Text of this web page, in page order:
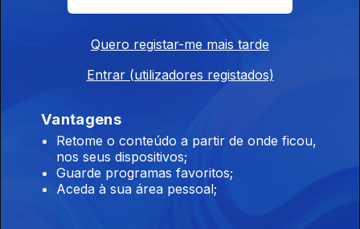
incêndios são "alertas"
20h Estão dominados os fogos de Carrazeda e
Vila Pouca de Aguiar
09 ago. 2026
Quero registar-me mais tarde
Entrar (utilizadores registados)
Vantagens
Retome o conteúdo a partir de onde ficou,
nos seus dispositivos;
Guarde programas favoritos;
Aceda à sua área pessoal;